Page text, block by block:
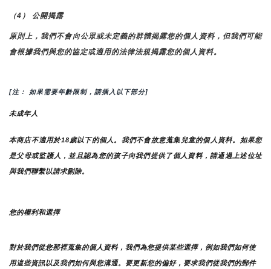
（4） 公開揭露
原則上，我們不會向公眾或未定義的群體揭露您的個人資料，但我們可能
會根據我們與您的協定或適用的法律法規揭露您的個人資料。
[注： 如果需要年齡限制，請插入以下部分]
未成年人
本商店不適用於18歲以下的個人。我們不會故意蒐集兒童的個人資料。如果您
是父母或監護人，並且認為您的孩子向我們提供了個人資料，請通過上述位址
與我們聯繫以請求刪除。
您的權利和選擇
對於我們從您那裡蒐集的個人資料，我們為您提供某些選擇，例如我們如何使
用這些資訊以及我們如何與您溝通。要更新您的偏好，要求我們從我們的郵件